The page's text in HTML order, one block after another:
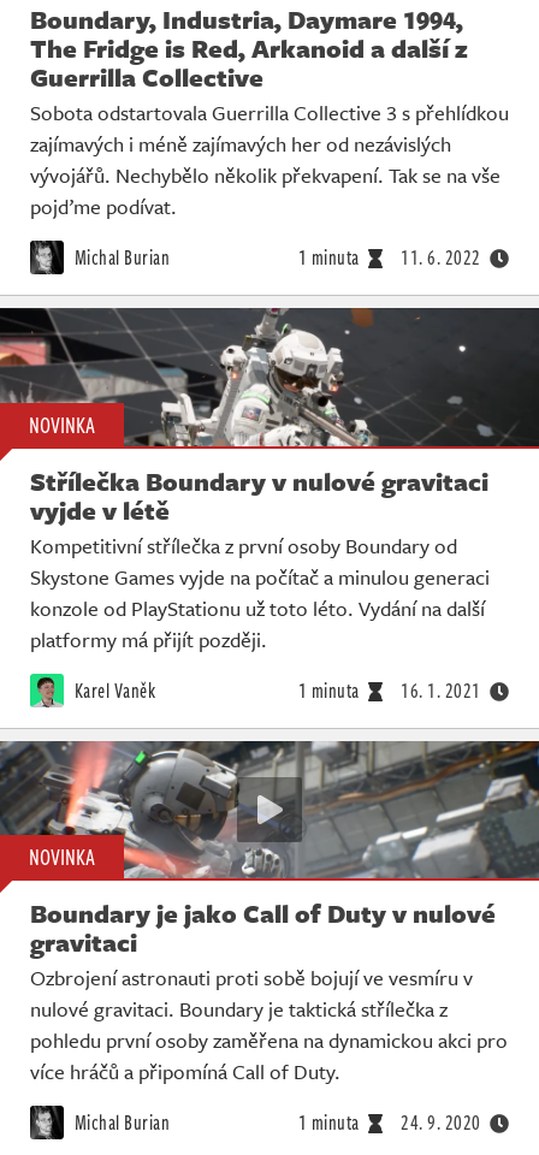
Boundary, Industria, Daymare 1994,
The Fridge is Red, Arkanoid a další z
Guerrilla Collective
Sobota odstartovala Guerrilla Collective 3 s přehlídkou
zajímavých i méně zajímavých her od nezávislých
vývojářů. Nechybělo několik překvapení. Tak se na vše
pojďme podívat.
Michal Burian 1 minuta 11. 6. 2022
NOVINKA
Střílečka Boundary v nulové gravitaci
vyjde v létě
Kompetitivní střílečka z první osoby Boundary od
Skystone Games vyjde na počítač a minulou generaci
konzole od PlayStationu už toto léto. Vydání na další
platformy má přijít později.
Karel Vaněk 1 minuta 16. 1. 2021
NOVINKA
Boundary je jako Call of Duty v nulové
gravitaci
Ozbrojení astronauti proti sobě bojují ve vesmíru v
nulové gravitaci. Boundary je taktická střílečka z
pohledu první osoby zaměřena na dynamickou akci pro
více hráčů a připomíná Call of Duty.
Michal Burian 1 minuta 24. 9. 2020